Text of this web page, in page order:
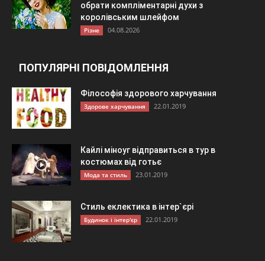
обрати компліментарні духи з
королівським шлейфом
Різне 04.08.2026
ПОПУЛЯРНІ ПОВІДОМЛЕННЯ
Філософія здорового харчування
Здорове харчування 22.01.2019
Кайлі міноуг відправиться в тур в
костюмах від готьє
Мода та стиль 23.01.2019
Стиль еклектика в інтер`єрі
Будинок і інтер'єр 22.01.2019